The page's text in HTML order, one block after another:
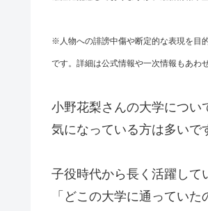
※人物への誹謗中傷や断定的な表現を目
です。詳細は公式情報や一次情報もあわ
小野花梨さんの大学につい
気になっている方は多いで
子役時代から長く活躍して
「どこの大学に通っていた